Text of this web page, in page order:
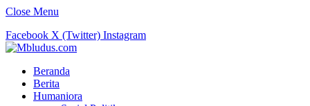
Close Menu
Facebook X (Twitter) Instagram
Beranda
Berita
Humaniora